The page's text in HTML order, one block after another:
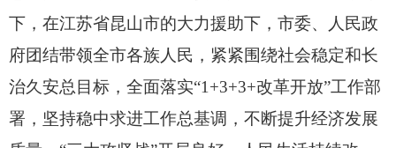
一、综 合
初步核算，全年实现地区生产总值（GDP）
50.75亿元，比上年增长3.4%。其中：第一产业增加